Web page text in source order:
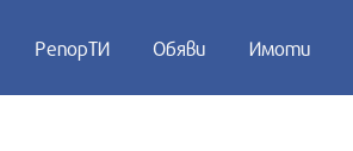
РепорТИ Обяви Имоти